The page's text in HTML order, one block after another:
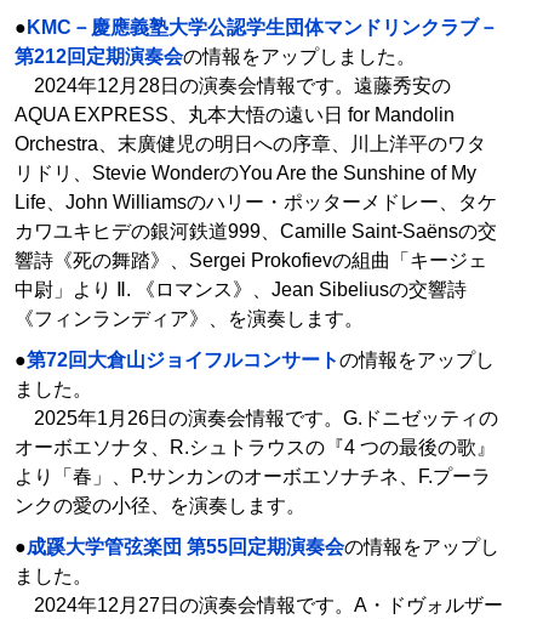
● KMC－慶應義塾大学公認学生団体マンドリンクラブ－
第212回定期演奏会の情報をアップしました。
2024年12月28日の演奏会情報です。遠藤秀安の
AQUA EXPRESS、丸本大悟の遠い日 for Mandolin
Orchestra、末廣健児の明日への序章、川上洋平のワタ
リドリ、Stevie WonderのYou Are the Sunshine of My
Life、John Williamsのハリー・ポッターメドレー、タケ
カワユキヒデの銀河鉄道999、Camille Saint-Saënsの交
響詩《死の舞踏》、Sergei Prokofievの組曲「キージェ
中尉」より Ⅱ. 《ロマンス》、Jean Sibeliusの交響詩
《フィンランディア》、を演奏します。
●第72回大倉山ジョイフルコンサートの情報をアップし
ました。
2025年1月26日の演奏会情報です。G.ドニゼッティの
オーボエソナタ、R.シュトラウスの『4 つの最後の歌』
より「春」、P.サンカンのオーボエソナチネ、F.プーラ
ンクの愛の小径、を演奏します。
●成蹊大学管弦楽団 第55回定期演奏会の情報をアップし
ました。
2024年12月27日の演奏会情報です。A・ドヴォルザー